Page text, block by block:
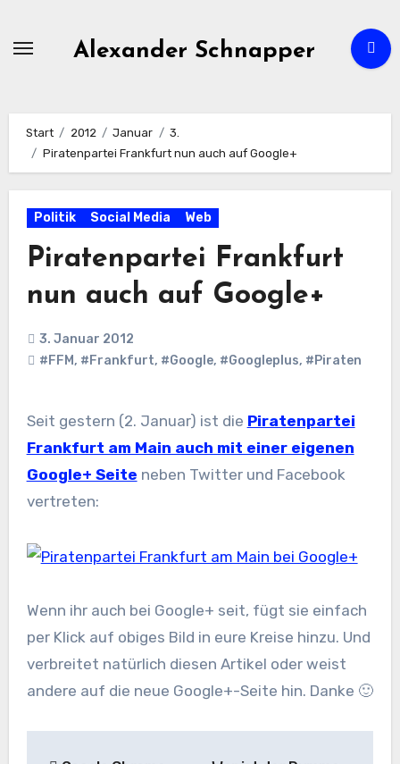
Alexander Schnapper
Start 2012 Januar
3.
Piratenpartei Frankfurt nun auch auf Google+
Politik Social Media Web
Piratenpartei Frankfurt
nun auch auf Google+
3. Januar 2012
#FFM, #Frankfurt, #Google, #Googleplus, #Piraten
Seit gestern (2. Januar) ist die Piratenpartei
Frankfurt am Main auch mit einer eigenen
Google+ Seite neben Twitter und Facebook
vertreten:
Wenn ihr auch bei Google+ seit, fügt sie einfach
per Klick auf obiges Bild in eure Kreise hinzu. Und
verbreitet natürlich diesen Artikel oder weist
andere auf die neue Google+-Seite hin. Danke 🙂